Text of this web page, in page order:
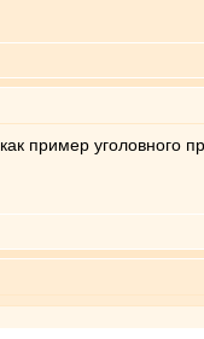
пример уголовного